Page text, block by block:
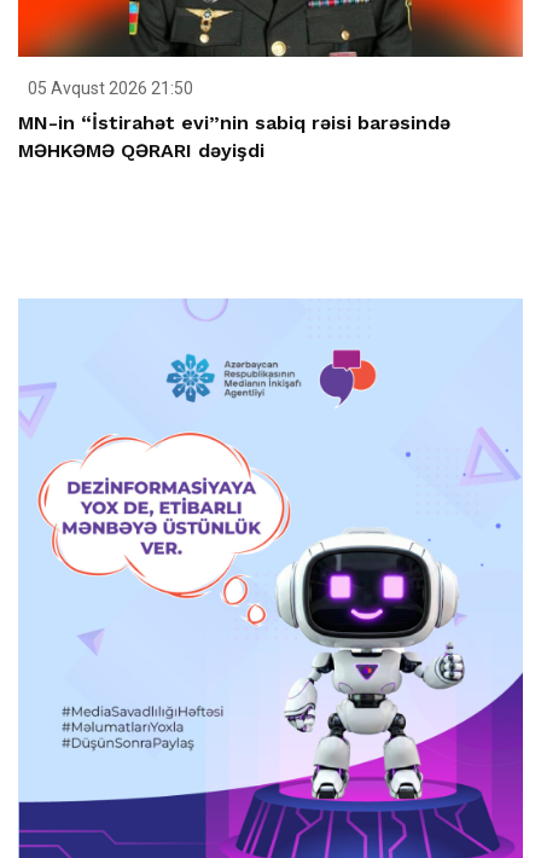
05 Avqust 2026 21:50
MN-in “İstirahət evi”nin sabiq rəisi barəsində
MƏHKƏMƏ QƏRARI dəyişdi